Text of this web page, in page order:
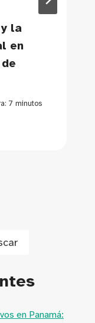
la
en
7 minutos
en Panamá: